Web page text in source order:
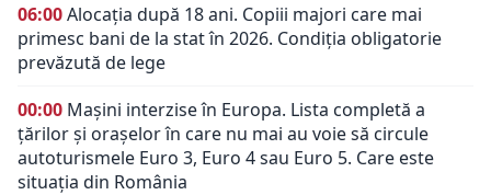
06:00Alocația după 18 ani. Copiii majori care mai
primesc bani de la stat în 2026. Condiția obligatorie
prevăzută de lege
00:00 Mașini interzise în Europa. Lista completă a
țărilor și orașelor în care nu mai au voie să circule
autoturismele Euro 3, Euro 4 sau Euro 5. Care este
situația din România